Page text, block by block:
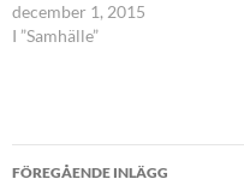
december 1, 2015
I ”Samhälle”
Inläggsnavigering
FÖREGÅENDE INLÄGG